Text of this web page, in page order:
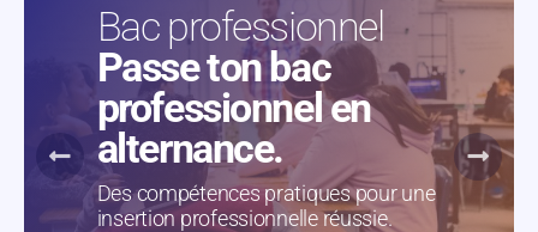
Bac professionnel
Passe ton bac
professionnel en
alternance.
Des compétences pratiques pour une
insertion professionnelle réussie.